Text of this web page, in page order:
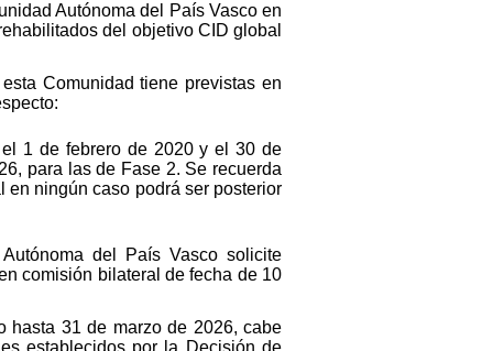
Autónoma del País Vasco en
del objetivo CID global
Comunidad tiene previstas en
1 de febrero de 2020 y el 30 de
para las de Fase 2. Se recuerda
ningún caso podrá ser posterior
del País Vasco solicite
comisión bilateral de fecha de 10
hasta 31 de marzo de 2026, cabe